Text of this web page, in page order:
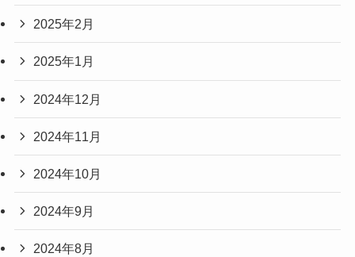
2025年2月
2025年1月
2024年12月
2024年11月
2024年10月
2024年9月
2024年8月